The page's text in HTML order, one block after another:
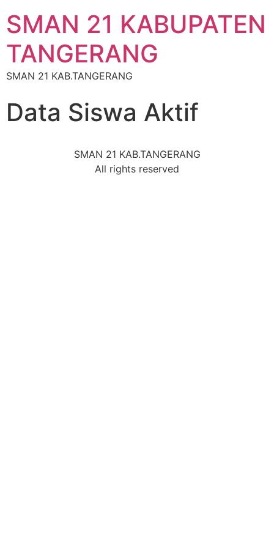
SMAN 21 KABUPATEN
TANGERANG
SMAN 21 KAB.TANGERANG
Data Siswa Aktif
SMAN 21 KAB.TANGERANG
All rights reserved